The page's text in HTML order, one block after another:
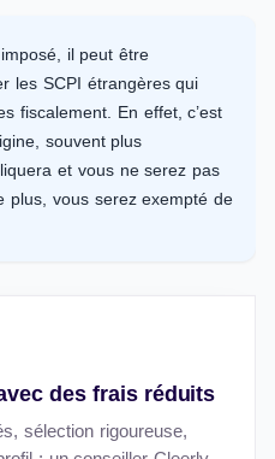
il peut être
les SCPI étrangères qui
fiscalement. En effet, c’est
souvent plus
et vous ne serez pas
plus, vous serez exempté de
des frais réduits
sélection rigoureuse,